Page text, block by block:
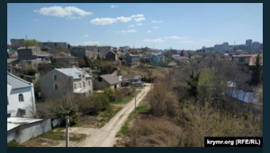
ВІДЕОУРОКИ «ELIFBE»
СВІДЧЕННЯ ОКУПАЦІЇ
УКРАЇНСЬКА ПРОБЛЕМА КРИМУ
ІНФОГРАФІКА
Русский
Qırımtatar
ДОЛУЧАЙСЯ!
Усі сайти RFE/RL